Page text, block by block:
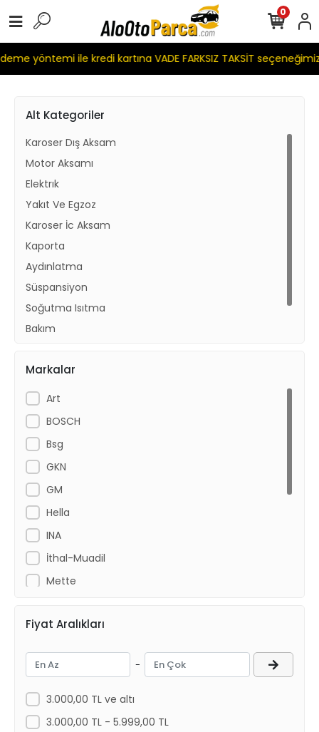
yöntemi ile kredi kartına VADE FARKSIZ TAKSİT seçeneğimiz
0
Alt Kategoriler
Karoser Dış Aksam
Motor Aksamı
Elektrık
Yakıt Ve Egzoz
Karoser İc Aksam
Kaporta
Aydınlatma
Süspansiyon
Soğutma Isıtma
Bakım
Markalar
Art
BOSCH
Bsg
GKN
GM
Hella
INA
İthal-Muadil
Mette
Petrolofis
Pierburg
Root
Tap
WISCO
Fiyat Aralıkları
-
3.000,00 TL ve altı
3.000,00 TL - 5.999,00 TL